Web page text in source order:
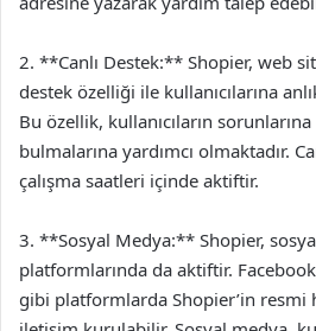
2. **Canlı Destek:** Shopier, web
destek özelliği ile kullanıcılarına
Bu özellik, kullanıcıların
bulmalarına yardımcı olmaktadır.
çalışma saatleri içinde aktiftir.
3. **Sosyal Medya:** Shopier,
platformlarında da aktiftir.
gibi platformlarda Shopier’in resmi